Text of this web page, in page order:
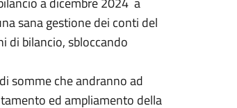
sana gestione dei conti del
di bilancio, sbloccando
somme che andranno ad
ed ampliamento della